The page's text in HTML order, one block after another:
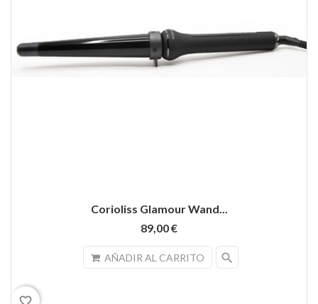
Corioliss Glamour Wand...
89,00 €
AÑADIR AL CARRITO search
favorite_border